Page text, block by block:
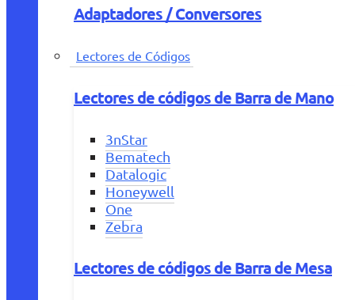
Adaptadores / Conversores
Lectores de Códigos
Lectores de códigos de Barra de Mano
3nStar
Bematech
Datalogic
Honeywell
One
Zebra
Lectores de códigos de Barra de Mesa